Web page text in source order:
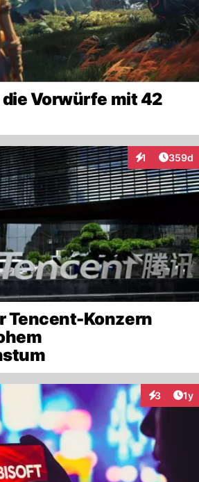
Vorwürfe mit 42
1
Interaktionen
359d
Tencent-Konzern
3 1y